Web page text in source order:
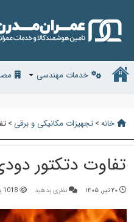
خدمات مهندسی
خانه>تجهیزات مکانیکی و برقی>
تفاوت دتکتور
۲۰ تیر, ۱۴۰۵ نظری بدهید 1018 بازدید